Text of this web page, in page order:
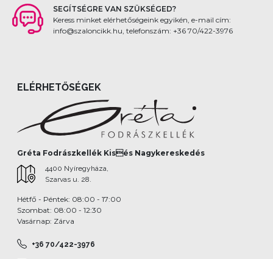
SEGÍTSÉGRE VAN SZÜKSÉGED?
Keress minket elérhetőségeink egyikén, e-mail cím:
info@szaloncikk.hu, telefonszám: +36 70/422-3976
ELÉRHETŐSÉGEK
Gréta Fodrászkellék Kisés Nagykereskedés
4400 Nyíregyháza,
Szarvas u. 28.
Hétfő - Péntek: 08:00 - 17:00
Szombat: 08:00 - 12:30
Vasárnap: Zárva
+36 70/422-3976